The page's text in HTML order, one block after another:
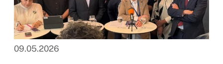
09.05.2026